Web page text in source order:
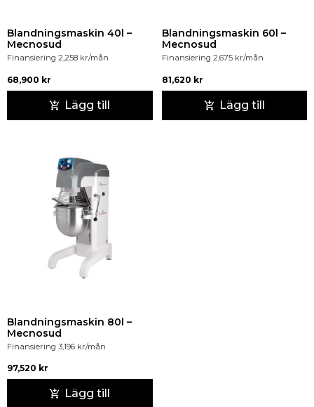
Blandningsmaskin 40l –
Mecnosud
Finansiering 2,258 kr/mån
68,900 kr
Lägg till
Blandningsmaskin 60l –
Mecnosud
Finansiering 2,675 kr/mån
81,620 kr
Lägg till
Blandningsmaskin 80l –
Mecnosud
Finansiering 3,196 kr/mån
97,520 kr
Lägg till